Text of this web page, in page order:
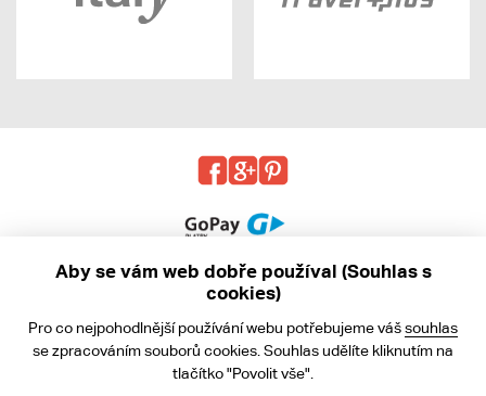
Obchodní podmínky
Ochrana osobních údajů
Aby se vám web dobře používal (Souhlas s
cookies)
Pro co nejpohodlnější používání webu potřebujeme vášsouhlas
se zpracováním souborů cookies. Souhlas udělíte kliknutím na
tlačítko "Povolit vše".